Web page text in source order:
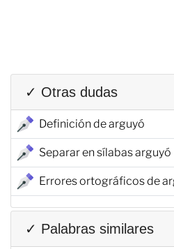
✓ Otras dudas
Definición de arguyó
Separar en sílabas arguyó
Errores ortográficos de
✓ Palabras similares